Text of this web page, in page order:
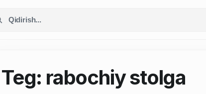
Teg: rabochiy stolga